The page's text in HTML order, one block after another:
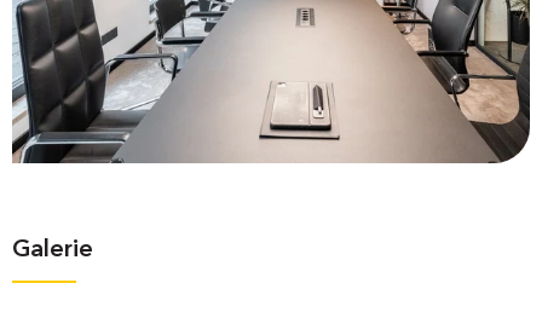
Galerie